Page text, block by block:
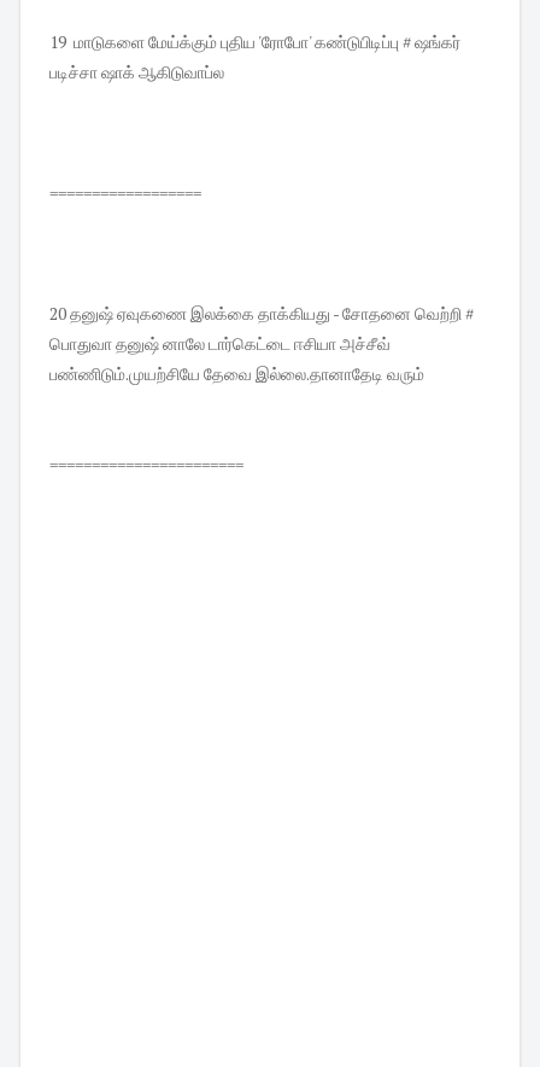
19 மாடுகளை மேய்க்கும் புதிய 'ரோபோ' கண்டுபிடிப்பு # ஷங்கர்
படிச்சா ஷாக் ஆகிடுவாப்ல
==================
20 தனுஷ் ஏவுகணை இலக்கை தாக்கியது - சோதனை வெற்றி #
பொதுவா தனுஷ் னாலே டார்கெட்டை ஈசியா அச்சீவ்
பண்ணிடும்.முயற்சியே தேவை இல்லை.தானாதேடி வரும்
=======================